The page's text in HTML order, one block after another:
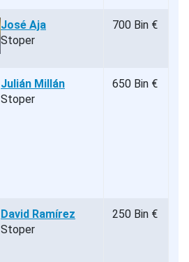
José Aja
Stoper
700 Bin €
Julián Millán
Stoper
650 Bin €
David Ramírez
Stoper
250 Bin €